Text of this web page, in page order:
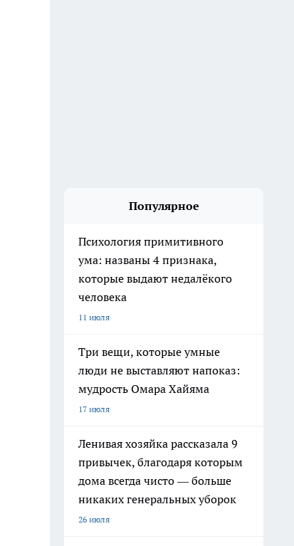
Популярное
Психология примитивного
ума: названы 4 признака,
которые выдают недалёкого
человека
11 июля
Три вещи, которые умные
люди не выставляют напоказ:
мудрость Омара Хайяма
17 июля
Ленивая хозяйка рассказала 9
привычек, благодаря которым
дома всегда чисто — больше
никаких генеральных уборок
26 июля